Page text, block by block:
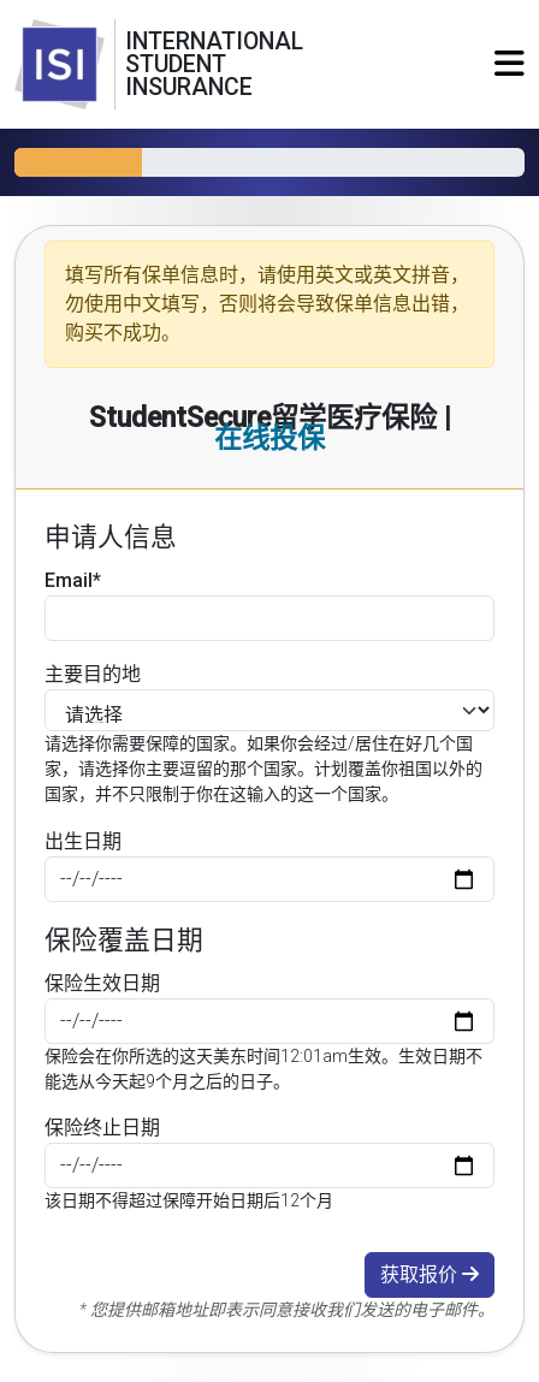
INTERNATIONAL
STUDENT
INSURANCE
填写所有保单信息时，请使用 英文或英文拼音，
勿使用中文填写，否则将会导致保单信息出错，
购买不成功。
StudentSecure留学医疗保险 |
在线投保
申请人信息
Email*
主要目的地
请选择你需要保障的国家。如果你会经过/居住在好几个国
家，请选择你主要逗留的那个国家。计划覆盖你祖国以外的
国家，并不只限制于你在这输入的这一个国家。
出生日期
保险覆盖日期
保险生效日期
保险会在你所选的这天美东时间12:01am生效。生效日期不
能选从今天起9个月之后的日子。
保险终止日期
该日期不得超过保障开始日期后12个月
获取报价
* 您提供邮箱地址即表示同意接收我们发送的电子邮件。